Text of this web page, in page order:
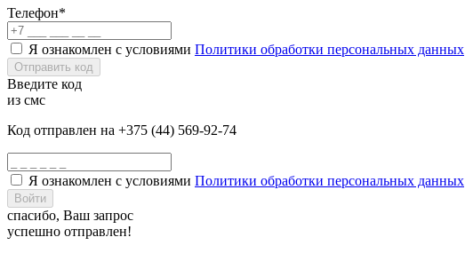
Телефон*
Я ознакомлен с условиями Политики обработки персональных данных
Отправить код
Введите код
из смс
Код отправлен на +375 (44) 569-92-74
Я ознакомлен с условиями Политики обработки персональных данных
Войти
спасибо, Ваш запрос
успешно отправлен!